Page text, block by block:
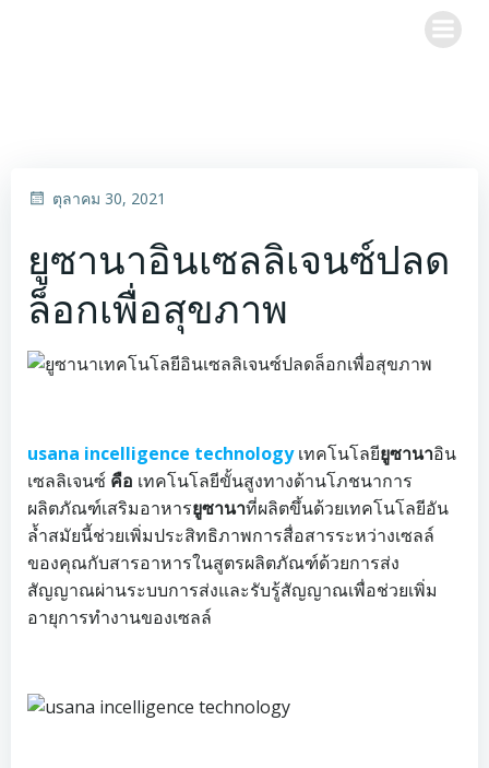
ตุลาคม 30, 2021
ยูซานาอินเซลลิเจนซ์ปลด
ล็อกเพื่อสุขภาพ
usana incelligence technology เทคโนโลยียูซานาอิน
เซลลิเจนซ์ คือ เทคโนโลยีขั้นสูงทางด้านโภชนาการ
ผลิตภัณฑ์เสริมอาหารยูซานาที่ผลิตขึ้นด้วยเทคโนโลยีอัน
ล้ำสมัยนี้ช่วยเพิ่มประสิทธิภาพการสื่อสารระหว่างเซลล์
ของคุณกับสารอาหารในสูตรผลิตภัณฑ์ด้วยการส่ง
สัญญาณผ่านระบบการส่งและรับรู้สัญญาณเพื่อช่วยเพิ่ม
อายุการทำงานของเซลล์